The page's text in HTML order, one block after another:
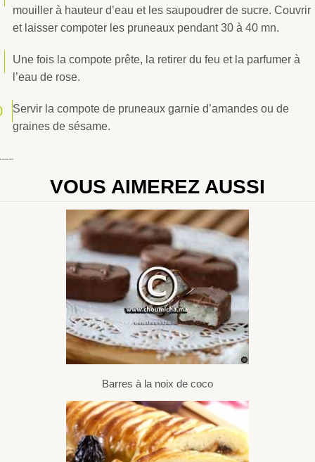
mouiller à hauteur d’eau et les saupoudrer de sucre. Couvrir
et laisser compoter les pruneaux pendant 30 à 40 mn.
Une fois la compote prête, la retirer du feu et la parfumer à
l’eau de rose.
Servir la compote de pruneaux garnie d’amandes ou de
graines de sésame.
VOUS AIMEREZ AUSSI
Barres à la noix de coco